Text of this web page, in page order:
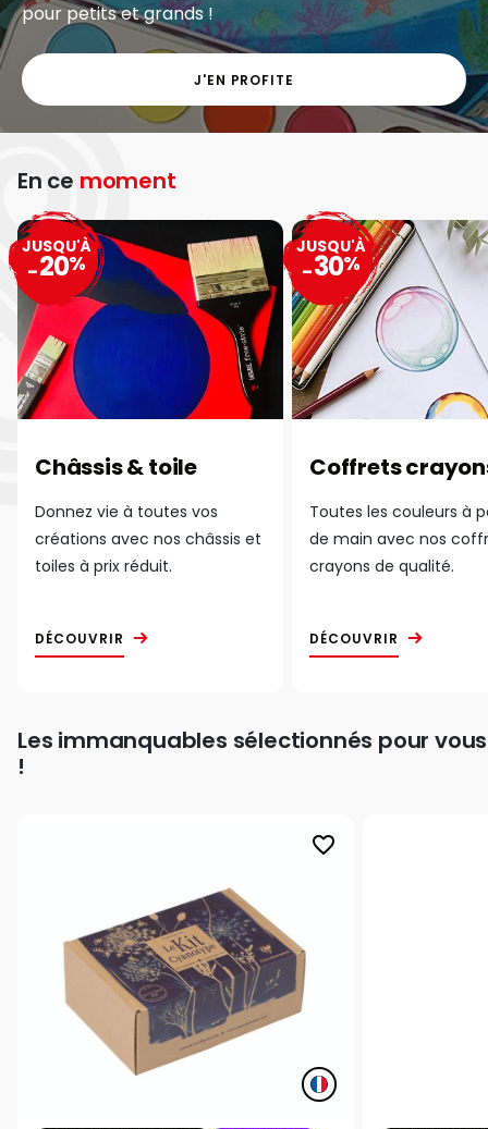
pour petits et grands !
J'EN PROFITE
En ce moment
Châssis & toile
Donnez vie à toutes vos
créations avec nos châssis et
toiles à prix réduit.
DÉCOUVRIR
JUSQU'À
-20%
Coffrets
Toutes les couleurs à
de main avec nos
crayons de qualité.
DÉCOUVRIR
JUSQU'À
-30%
Les immanquables sélectionnés pour vous
!
favorite_border